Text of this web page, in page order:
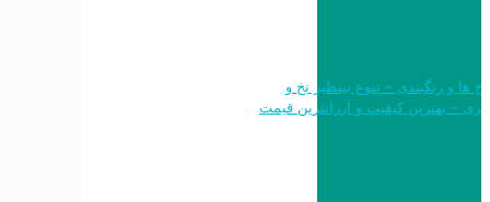
طرح ها و رنگبندی – تنوع بینظیر نخ و